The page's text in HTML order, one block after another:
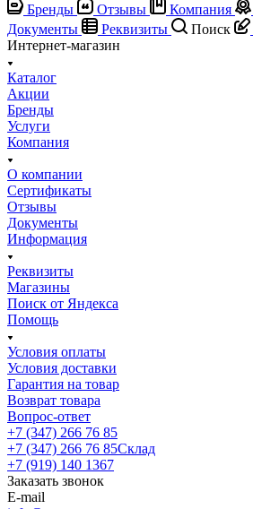
Бренды
Отзывы Компания
Документы
Реквизиты Поиск
Интернет-магазин
Каталог
Акции
Бренды
Услуги
Компания
О компании
Сертификаты
Отзывы
Документы
Информация
Реквизиты
Магазины
Поиск от Яндекса
Помощь
Условия оплаты
Условия доставки
Гарантия на товар
Возврат товара
Вопрос-ответ
+7 (347) 266 76 85
+7 (347) 266 76 85Склад
+7 (919) 140 1367
Заказать звонок
E-mail